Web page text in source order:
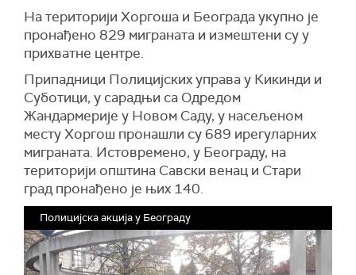
На територији Хоргоша и Београда укупно је
пронађено 829 миграната и измештени су у
прихватне центре.
Припадници Полицијских управа у Кикинди и
Суботици, у сарадњи са Одредом
Жандармерије у Новом Саду, у насељеном
месту Хоргош пронашли су 689 ирегуларних
миграната. Истовремено, у Београду, на
територији општина Савски венац и Стари
град пронађено је њих 140.
Полицијска акција у Београду